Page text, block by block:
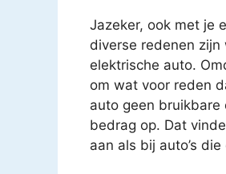
Jazeker, ook met je
diverse redenen
elektrische auto.
om wat voor reden
auto geen
bedrag op. Dat
aan als bij auto’s